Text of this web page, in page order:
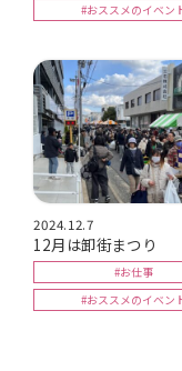
#おススメのイベン
2024.12.7
12月は卸街まつり
#お仕事
#おススメのイベン